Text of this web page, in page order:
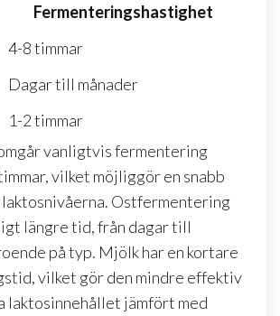
Fermenteringshastighet
4-8 timmar
Dagar till månader
1-2 timmar
vanligtvis fermentering
vilket möjliggör en snabb
laktosnivåerna. Ostfermentering
längre tid, från dagar till
på typ. Mjölk har en kortare
vilket gör den mindre effektiv
laktosinnehållet jämfört med